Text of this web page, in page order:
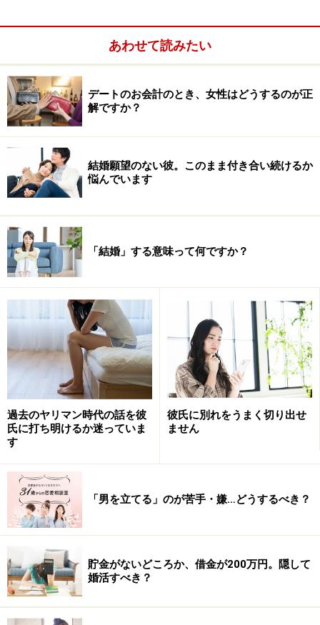
twitter：@tamakosawaguchi
お悩み：脈なしのようでいて、気軽に連絡
してくる彼。期待が捨てきれません
お悩み：脈なしのようでいて、気軽に連絡してくる彼。期待
が捨てきれません
■あやぷぅさん（26歳・販売）のお悩み
います。その人はもともと連絡不精だそうですが、私か
らの連絡にはマメに返信してくれていたので、もしかし
て向こうも私に気があるのかも、と思っていました。
その後、彼や友達など数名で作ったLINEグループで、ま
た集まろうという話に。ただ、なかなかみんなの予定が
合いそうになかったので、私は彼に「もしみんなで集ま
れなかったら、2人でご飯に行きたい」と伝えました。
あわせて読みたい
デートのお会計のとき、女性はどうするのが正
解ですか？
結婚願望のない彼。このまま付き合い続けるか
悩んでいます
「結婚」する意味って何ですか？
過去のヤリマン時代の話を彼
氏に打ち明けるか迷っていま
す
彼氏に別れをうまく切り出せ
ません
「男を立てる」のが苦手・嫌…どうするべき？
貯金がないどころか、借金が200万円。隠して
婚活すべき？